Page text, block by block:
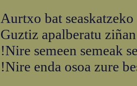
Aurtxo bat
Guztiz apalberatu
!Nire semeen semeak
!Nire enda osoa zure